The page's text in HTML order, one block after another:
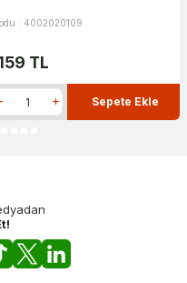
: 4002020109
TL
Sepete Ekle